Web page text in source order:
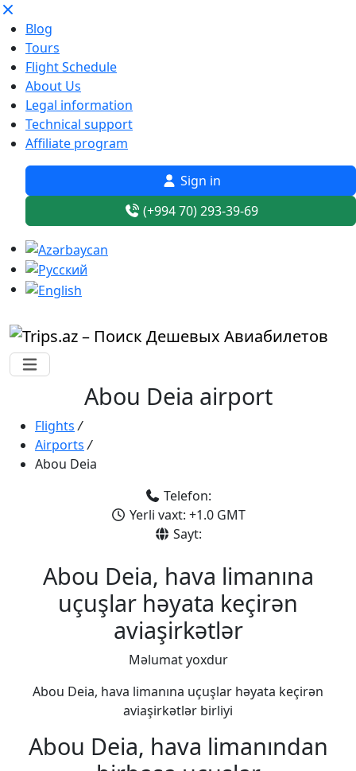
Blog
Tours
Flight Schedule
About Us
Legal information
Technical support
Affiliate program
Sign in
(+994 70) 293-39-69
Abou Deia airport
Flights /
Airports /
Abou Deia
Telefon:
Yerli vaxt: +1.0 GMT
Sayt:
Abou Deia, hava limanına
uçuşlar həyata keçirən
aviaşirkətlər
Məlumat yoxdur
Abou Deia, hava limanına uçuşlar həyata keçirən
aviaşirkətlər birliyi
Abou Deia, hava limanından